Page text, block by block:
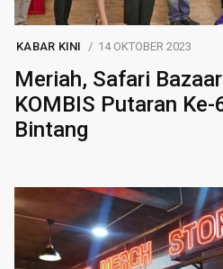
KABAR KINI 14 OKTOBER 2023
Meriah, Safari
KOMBIS Putaran
Bintang